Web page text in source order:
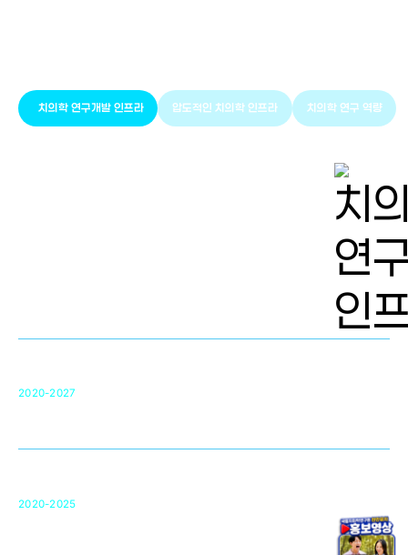
치의학 연구개발 인프라 압도적인 치의학 인프라 치의학 연구 역량
2020-2027
2020-2025
미국 베크만연구소